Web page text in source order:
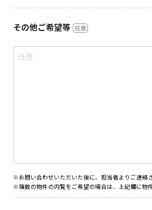
その他ご希望等 任意
※お問い合わせいただいた後に、担当者よりご連絡
※複数の物件の内覧をご希望の場合は、上記欄に物